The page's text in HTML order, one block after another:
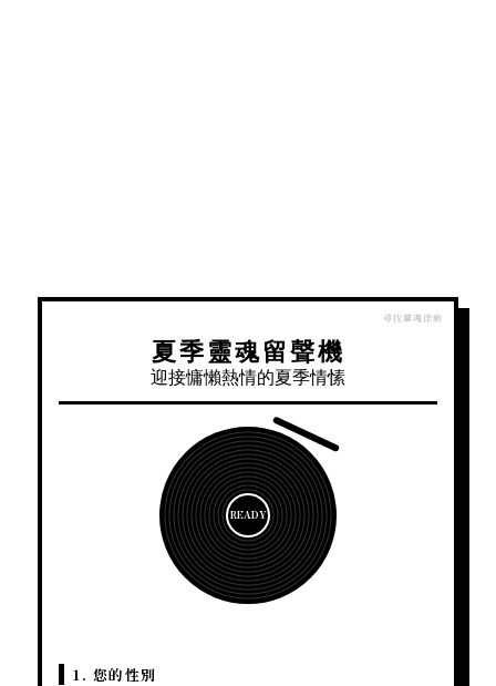
夏季靈魂留聲機
迎接慵懶熱情的夏季情愫
READY
1. 您的性別